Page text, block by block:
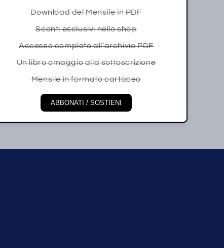
Download del Mensile in PDF
Sconti esclusivi nello shop
Accesso completo all’archivio PDF
Un libro omaggio alla sottoscrizione
Mensile in formato cartaceo
ABBONATI / SOSTIENI